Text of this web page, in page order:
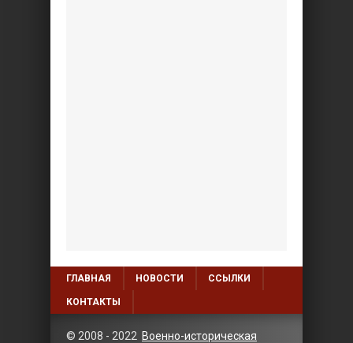
ГЛАВНАЯ НОВОСТИ ССЫЛКИ
КОНТАКТЫ
© 2008 - 2022 Военно-историческая